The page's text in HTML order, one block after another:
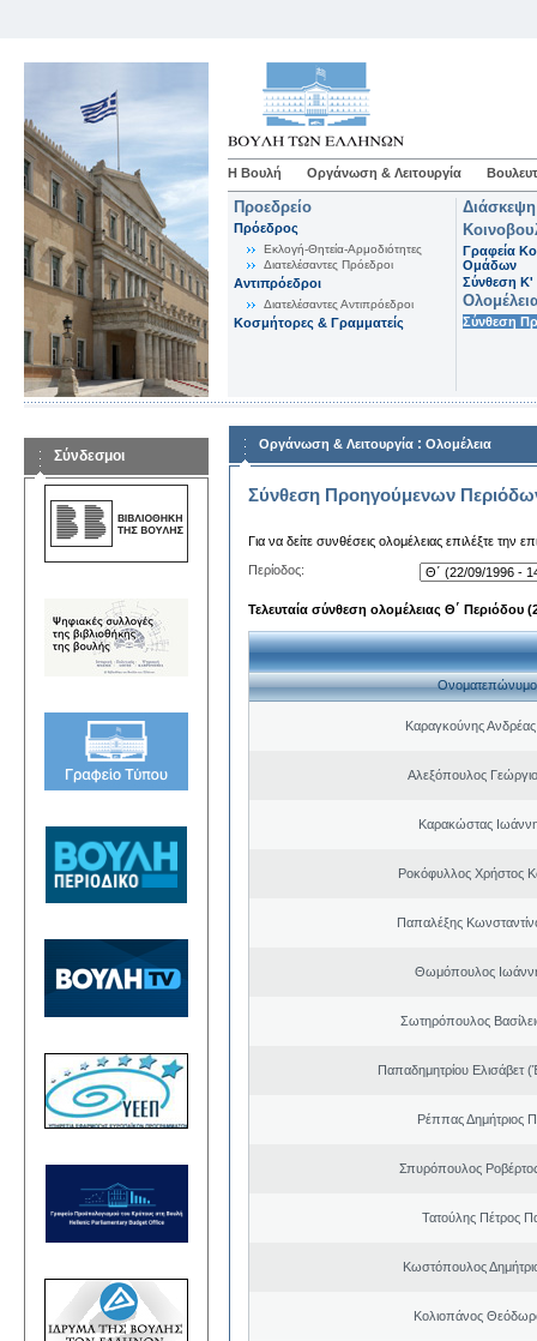
Η Βουλή Οργάνωση & Λειτουργία
Προεδρείο
Πρόεδρος
Εκλογή-Θητεία-Αρμοδιότητες
Διατελέσαντες Πρόεδροι
Αντιπρόεδροι
Διατελέσαντες Αντιπρόεδροι
Κοσμήτορες & Γραμματείς
Γραφεία
Ομάδων
Σύνθεση K'
Σύνθεση
Σύνδεσμοι
Οργάνωση & Λειτουργία : Ολομέλεια
Σύνθεση Προηγούμενων
Για να δείτε συνθέσεις ολομέλειας επιλέξτε την
Περίοδος:
Τελευταία σύνθεση ολομέλειας Θ΄ Περιόδου
Ονοματεπώνυμο
Καραγκούνης Ανδρέας
Αλεξόπουλος
Καρακώστας
Ροκόφυλλος Χρήστος
Παπαλέξης
Θωμόπουλος
Σωτηρόπουλος
Παπαδημητρίου Ελισάβετ
Ρέππας Δημήτριος
Σπυρόπουλος
Τατούλης Πέτρος
Κωστόπουλος
Κολιοπάνος